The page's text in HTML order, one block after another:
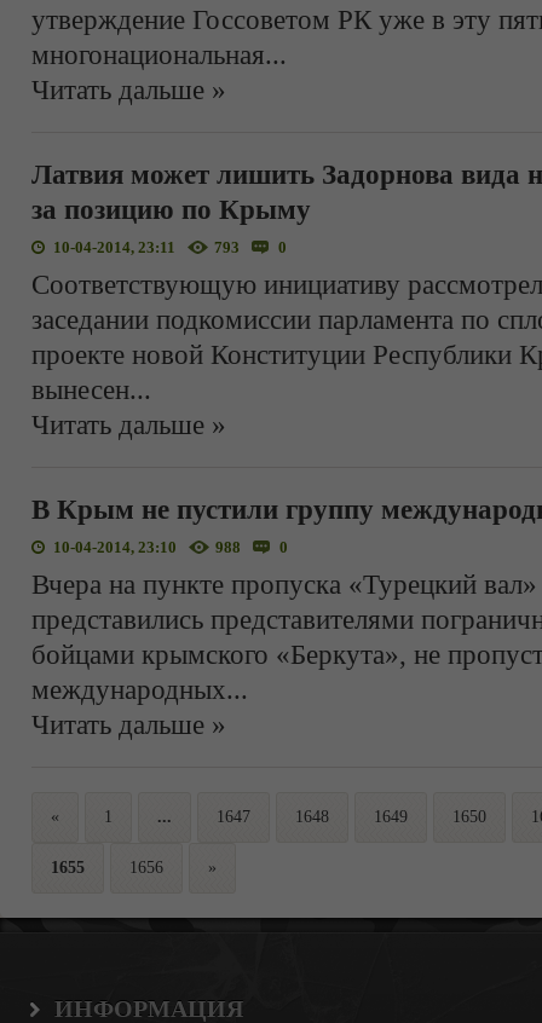
утверждение Госсоветом РК уже в эту
многонациональная...
Читать дальше »
Латвия может лишить Задорнова вида
за позицию по Крыму
10-04-2014, 23:11 793 0
Соответствующую инициативу
заседании подкомиссии парламента по
проекте новой Конституции Республики
вынесен...
Читать дальше »
В Крым не пустили группу
10-04-2014, 23:10 988 0
Вчера на пункте пропуска «Турецкий
представились представителями
бойцами крымского «Беркута», не
международных...
Читать дальше »
« 1 ... 1647 1648 1649 1650
1655 1656 »
ИНФОРМАЦИЯ